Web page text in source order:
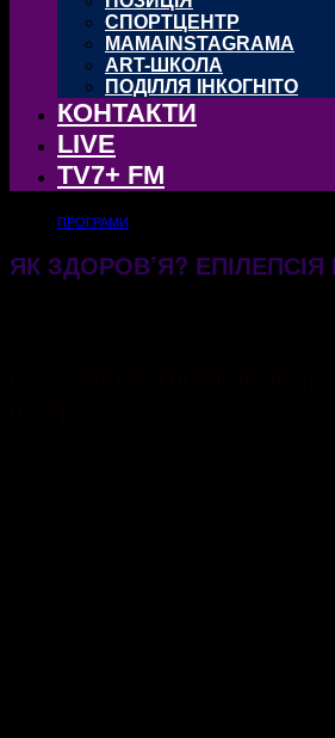
СПОРТЦЕНТР
MAMAINSTAGRAMA
ART-ШКОЛА
ПОДІЛЛЯ ІНКОГНІТО
КОНТАКТИ
LIVE
TV7+ FM
ПРОГРАМИ
ЯК ЗДОРОВ’Я?